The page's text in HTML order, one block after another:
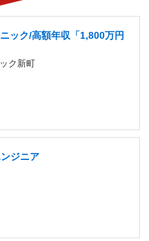
ック/高額年収「1,800万円
ク新町
ジニア